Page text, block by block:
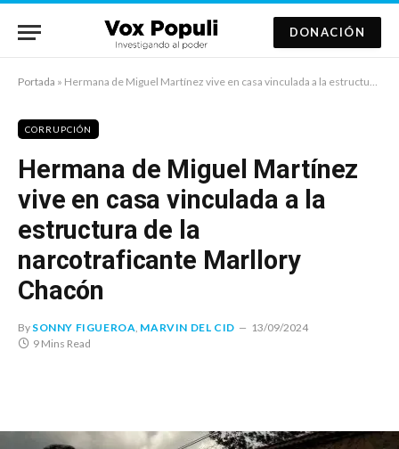
DONACIÓN
Portada » Hermana de Miguel Martínez vive en casa vinculada a la estructura de la narcotraficante Marllory Chacón
CORRUPCIÓN
Hermana de Miguel Martínez
vive en casa vinculada a la
estructura de la
narcotraficante Marllory
Chacón
By SONNY FIGUEROA, MARVIN DEL CID
13/09/2024
9 Mins Read